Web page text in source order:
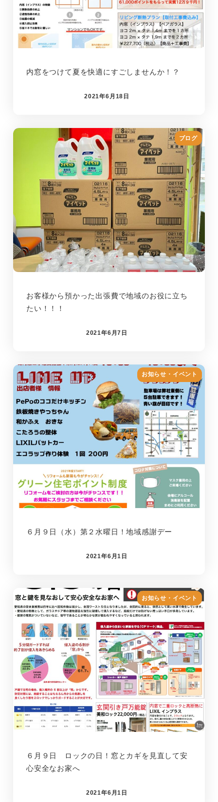
内窓をつけて夏を快適にすごしませんか！？
2021年6月18日
ブログ
お客様から預かった出張費で地域のお役に立ち
たい！！！
2021年6月7日
お知らせ・イベント
６月９日（水）第２水曜日！地域感謝デー
2021年6月1日
お知らせ・イベント
６月９日 ロックの日！窓とカギを見直して安
心安全なお家へ
2021年6月1日